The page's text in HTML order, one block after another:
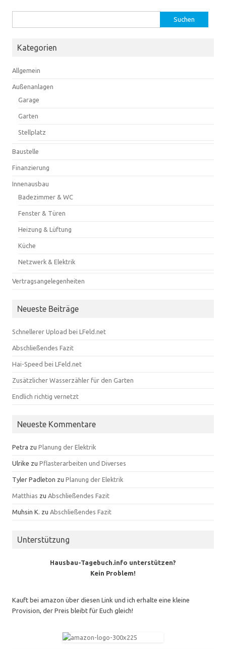
nach:
Kategorien
Allgemein
Außenanlagen
Garage
Garten
Stellplatz
Baustelle
Finanzierung
Innenausbau
Badezimmer & WC
Fenster & Türen
Heizung & Lüftung
Küche
Netzwerk & Elektrik
Vertragsangelegenheiten
Neueste Beiträge
Schnellerer Upload bei LFeld.net
Abschließendes Fazit
Hai-Speed bei LFeld.net
Zusätzlicher Wasserzähler für den Garten
Endlich richtig vernetzt
Neueste Kommentare
Petra zu Planung der Elektrik
Ulrike zu Pflasterarbeiten und Diverses
Tyler Padleton zu Planung der Elektrik
Matthias zu Abschließendes Fazit
Muhsin K. zu Abschließendes Fazit
Unterstützung
Hausbau-Tagebuch.info unterstützen?
Kein Problem!
Kauft bei amazon über diesen Link und ich erhalte eine kleine
Provision, der Preis bleibt für Euch gleich!